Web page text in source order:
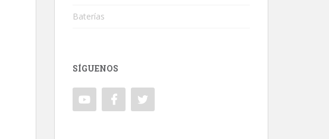
Baterías
SÍGUENOS